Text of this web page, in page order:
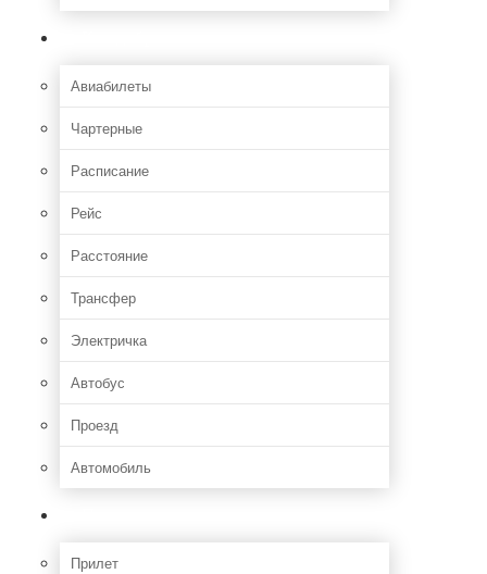
Авиабилеты
Чартерные
Расписание
Рейс
Расстояние
Трансфер
Электричка
Автобус
Проезд
Автомобиль
Прилет